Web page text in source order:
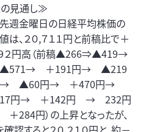
見通し≫
週金曜日の日経平均株価の
は、２０,７１１円と前稿比で＋
２円高（前稿▲266⇒▲419→
＋191円→ ▲219
→ ▲60円→ ＋470円→
17円→ ＋142円 → 232円
284円）の上昇となったが、